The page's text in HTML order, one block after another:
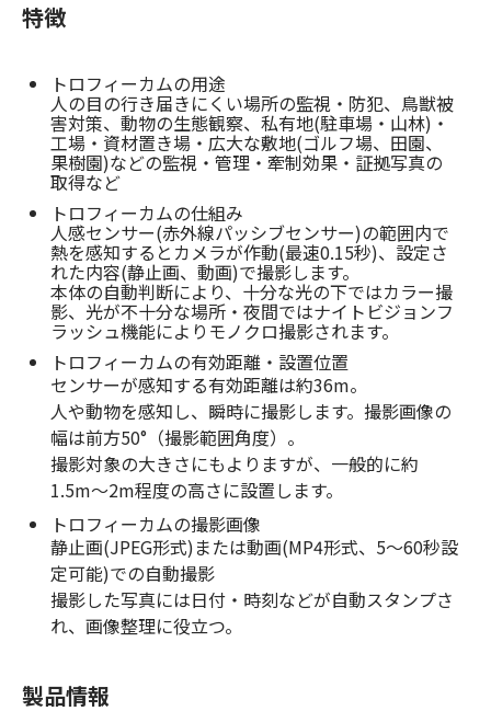
特徴
トロフィーカムの用途
人の目の行き届きにくい場所の監視・防犯、鳥獣被
害対策、動物の生態観察、私有地(駐車場・山林)・
工場・資材置き場・広大な敷地(ゴルフ場、田園、
果樹園)などの監視・管理・牽制効果・証拠写真の
取得など
トロフィーカムの仕組み
人感センサー(赤外線パッシブセンサー)の範囲内で
熱を感知するとカメラが作動(最速0.15秒)、設定さ
れた内容(静止画、動画)で撮影します。
本体の自動判断により、十分な光の下ではカラー撮
影、光が不十分な場所・夜間ではナイトビジョンフ
ラッシュ機能によりモノクロ撮影されます。
トロフィーカムの有効距離・設置位置
センサーが感知する有効距離は約36m。
人や動物を感知し、瞬時に撮影します。撮影画像の
幅は前方50°（撮影範囲角度）。
撮影対象の大きさにもよりますが、一般的に約
1.5m〜2m程度の高さに設置します。
トロフィーカムの撮影画像
静止画(JPEG形式)または動画(MP4形式、5〜60秒設
定可能)での自動撮影
撮影した写真には日付・時刻などが自動スタンプさ
れ、画像整理に役立つ。
製品情報